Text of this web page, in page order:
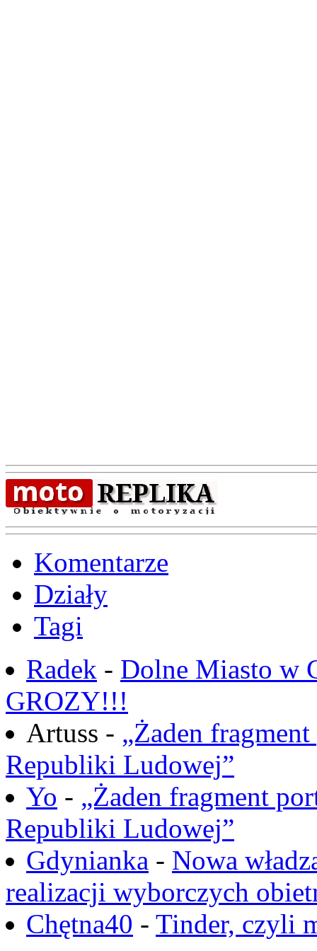
Komentarze
Działy
Tagi
Radek - Dolne Miasto w
GROZY!!!
Artuss - „Żaden
Republiki Ludowej”
Yo - „Żaden fragment
Republiki Ludowej”
Gdynianka - Nowa
realizacji wyborczych
Chętna40 - Tinder, czyli